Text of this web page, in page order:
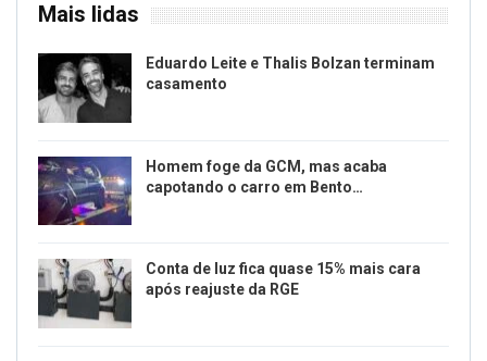
Mais lidas
Eduardo Leite e Thalis Bolzan terminam
casamento
Homem foge da GCM, mas acaba
capotando o carro em Bento…
Conta de luz fica quase 15% mais cara
após reajuste da RGE